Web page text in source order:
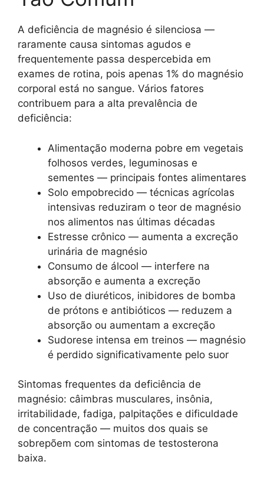
A deficiência de magnésio é silenciosa —
raramente causa sintomas agudos e
frequentemente passa despercebida em
exames de rotina, pois apenas 1% do magnésio
corporal está no sangue. Vários fatores
contribuem para a alta prevalência de
deficiência:
Alimentação moderna pobre em vegetais
folhosos verdes, leguminosas e
sementes — principais fontes alimentares
Solo empobrecido — técnicas agrícolas
intensivas reduziram o teor de magnésio
nos alimentos nas últimas décadas
Estresse crônico — aumenta a excreção
urinária de magnésio
Consumo de álcool — interfere na
absorção e aumenta a excreção
Uso de diuréticos, inibidores de bomba
de prótons e antibióticos — reduzem a
absorção ou aumentam a excreção
Sudorese intensa em treinos — magnésio
é perdido significativamente pelo suor
Sintomas frequentes da deficiência de
magnésio: câimbras musculares, insônia,
irritabilidade, fadiga, palpitações e dificuldade
de concentração — muitos dos quais se
sobrepõem com sintomas de testosterona
baixa.